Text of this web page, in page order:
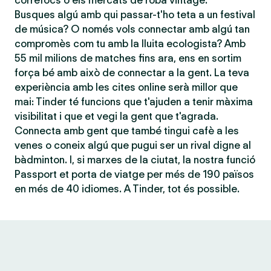
Busques algú amb qui passar-t'ho teta a un festival
de música? O només vols connectar amb algú tan
compromès com tu amb la lluita ecologista? Amb
55 mil milions de matches fins ara, ens en sortim
força bé amb això de connectar a la gent. La teva
experiència amb les cites online serà millor que
mai: Tinder té funcions que t'ajuden a tenir màxima
visibilitat i que et vegi la gent que t'agrada.
Connecta amb gent que també tingui cafè a les
venes o coneix algú que pugui ser un rival digne al
bàdminton. I, si marxes de la ciutat, la nostra funció
Passport et porta de viatge per més de 190 països
en més de 40 idiomes. A Tinder, tot és possible.